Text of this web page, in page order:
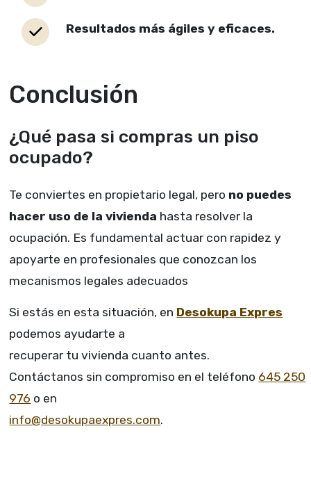
Resultados más ágiles y eficaces.
Conclusión
¿Qué pasa si compras un piso
ocupado?
Te conviertes en propietario legal, pero no puedes
hacer uso de la vivienda hasta resolver la
ocupación. Es fundamental actuar con rapidez y
apoyarte en profesionales que conozcan los
mecanismos legales adecuados
Si estás en esta situación, en Desokupa Expres
podemos ayudarte a
recuperar tu vivienda cuanto antes.
Contáctanos sin compromiso en el teléfono 645 250
976 o en
info@desokupaexpres.com.